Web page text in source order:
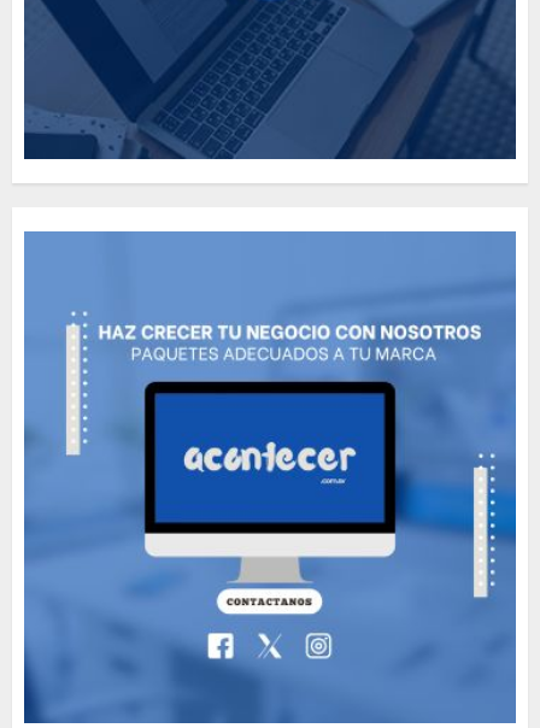
Need to Know About the
Classic Cars in a Retro
The full story of
Thailand’s extraordinary
cave rescue
Valentino Goes
Deliberately Feminine for
Fall 2018
MAYO 16, 2024
Searching for the